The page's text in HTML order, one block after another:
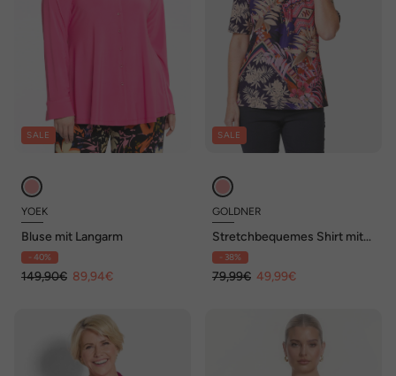
SALE
YOEK
Bluse mit Langarm
- 40%
149,90€ 89,94€
SALE
GOLDNER
Stretchbequemes Shirt mit
extravagantem Druck
- 38%
79,99€ 49,99€